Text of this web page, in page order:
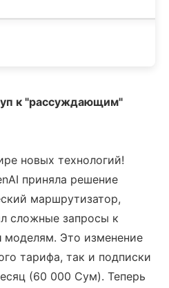
к "рассуждающим"
новых технологий!
приняла решение
маршрутизатор,
сложные запросы к
моделям. Это изменение
тарифа, так и подписки
(60 000 Сум). Теперь